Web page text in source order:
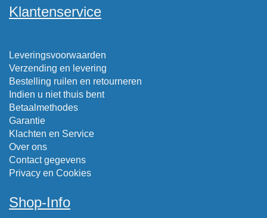
Klantenservice
Leveringsvoorwaarden
Verzending en levering
Bestelling ruilen en retourneren
Indien u niet thuis bent
Betaalmethodes
Garantie
Klachten en Service
Over ons
Contact gegevens
Privacy en Cookies
Shop-Info